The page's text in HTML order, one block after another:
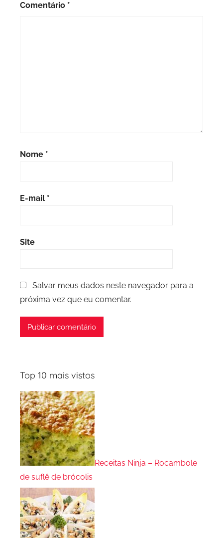
Comentário *
Nome *
E-mail *
Site
Salvar meus dados neste navegador para a
próxima vez que eu comentar.
Top 10 mais vistos
Receitas Ninja – Rocambole
de suflê de brócolis